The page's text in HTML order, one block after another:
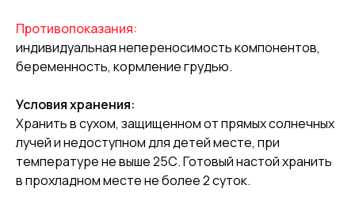
Противопоказания:
индивидуальная непереносимость компонентов,
беременность, кормление грудью.
Условия хранения:
Хранить в сухом, защищенном от прямых солнечных
лучей и недоступном для детей месте, при
температуре не выше 25С. Готовый настой хранить
в прохладном месте не более 2 суток.